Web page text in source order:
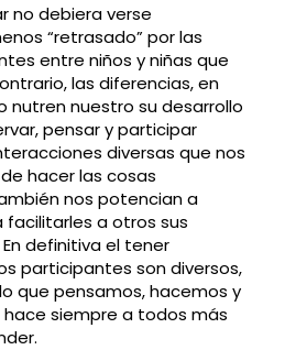
no debiera verse
“retrasado” por las
entre niños y niñas que
las diferencias, en
nutren nuestro su desarrollo
pensar y participar
diversas que nos
hacer las cosas
nos potencian a
a otros sus
definitiva el tener
participantes son diversos,
que pensamos, hacemos y
hace siempre a todos más